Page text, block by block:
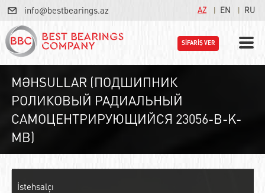
info@bestbearings.az AZ EN RU
SİFARİŞ VER
MƏHSULLAR (ПОДШИПНИК
РОЛИКОВЫЙ РАДИАЛЬНЫЙ
САМОЦЕНТРИРУЮЩИЙСЯ 23056-B-K-
MB)
İstehsalçı